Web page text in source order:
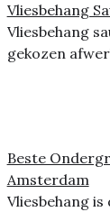
Vliesbehang
Vliesbehang
gekozen
Beste
Amsterdam
Vliesbehang